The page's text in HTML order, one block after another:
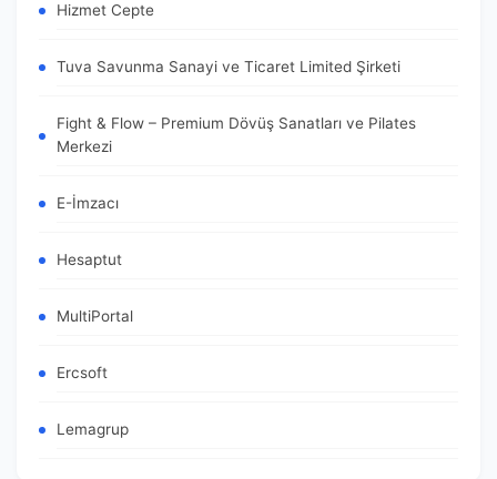
Hizmet Cepte
Tuva Savunma Sanayi ve Ticaret Limited Şirketi
Fight & Flow – Premium Dövüş Sanatları ve Pilates
Merkezi
E-İmzacı
Hesaptut
MultiPortal
Ercsoft
Lemagrup